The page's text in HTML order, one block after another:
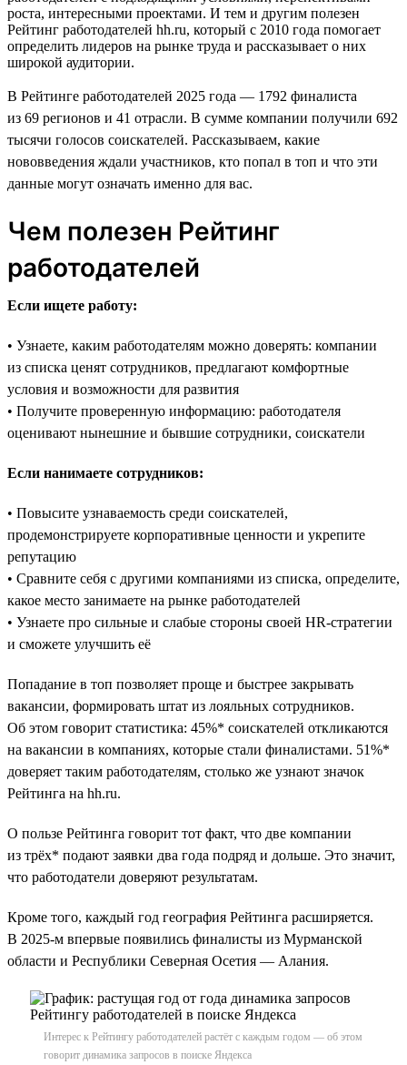
роста, интересными проектами. И тем и другим полезен
Рейтинг работодателей hh.ru, который с 2010 года помогает
определить лидеров на рынке труда и рассказывает о них
широкой аудитории.
В Рейтинге работодателей 2025 года — 1792 финалиста
из 69 регионов и 41 отрасли. В сумме компании получили 692
тысячи голосов соискателей. Рассказываем, какие
нововведения ждали участников, кто попал в топ и что эти
данные могут означать именно для вас.
Чем полезен Рейтинг
работодателей
Если ищете работу:
• Узнаете, каким работодателям можно доверять: компании
из списка ценят сотрудников, предлагают комфортные
условия и возможности для развития
• Получите проверенную информацию: работодателя
оценивают нынешние и бывшие сотрудники, соискатели
Если нанимаете сотрудников:
• Повысите узнаваемость среди соискателей,
продемонстрируете корпоративные ценности и укрепите
репутацию
• Сравните себя с другими компаниями из списка, определите,
какое место занимаете на рынке работодателей
• Узнаете про сильные и слабые стороны своей HR-стратегии
и сможете улучшить её
Попадание в топ позволяет проще и быстрее закрывать
вакансии, формировать штат из лояльных сотрудников.
Об этом говорит статистика: 45%* соискателей откликаются
на вакансии в компаниях, которые стали финалистами. 51%*
доверяет таким работодателям, столько же узнают значок
Рейтинга на hh.ru.
О пользе Рейтинга говорит тот факт, что две компании
из трёх* подают заявки два года подряд и дольше. Это значит,
что работодатели доверяют результатам.
Кроме того, каждый год география Рейтинга расширяется.
В 2025-м впервые появились финалисты из Мурманской
области и Республики Северная Осетия — Алания.
Интерес к Рейтингу работодателей растёт с каждым годом — об этом
говорит динамика запросов в поиске Яндекса